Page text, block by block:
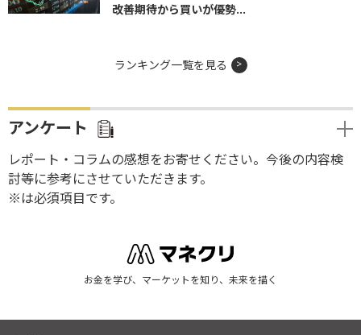
改善期待から買いが優勢...
ランキング一覧を見る
アンケート
レポート・コラムの感想をお寄せください。今後の内容検
討等に参考にさせていただきます。
※は必須項目です。
お金を学び、マーケットを知り、未来を描く